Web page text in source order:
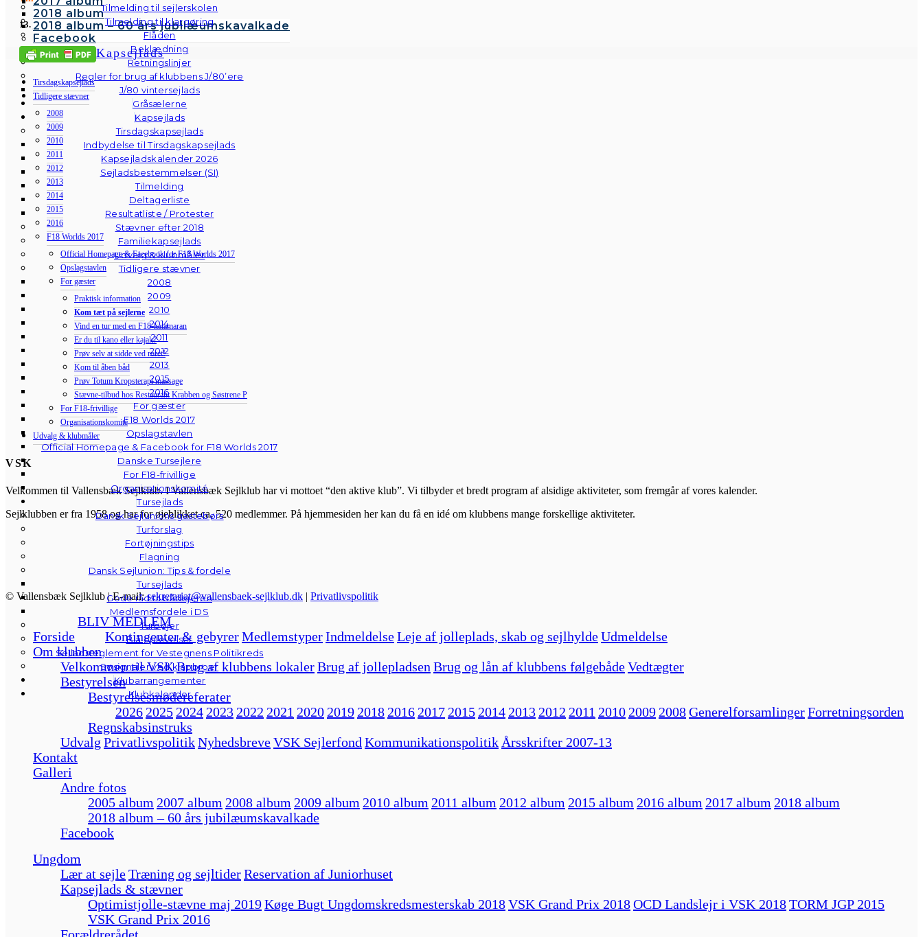
Tilmelding til sejlerskolen
Tilmelding til klargøring
Flåden
Beklædning
Retningslinjer
Regler for brug af klubbens J/80’ere
J/80 vintersejlads
Gråsælerne
Kapsejlads
Tirsdagskapsejlads
Indbydelse til Tirsdagskapsejlads
Kapsejladskalender 2026
Sejladsbestemmelser (SI)
Tilmelding
Deltagerliste
Resultatliste / Protester
Stævner efter 2018
Familiekapsejlads
Udvalg & klubmåler
Tidligere stævner
2008
2009
2010
2014
2011
2012
2013
2015
2016
For gæster
F18 Worlds 2017
Opslagstavlen
Official Homepage & Facebook for F18 Worlds 2017
Danske Tursejlere
For F18-frivillige
Organisationskomité
Tursejlads
Dansk Sejlunions gastebørs
Turforslag
Fortøjningstips
Flagning
Dansk Sejlunion: Tips & fordele
Tursejlads
Gode råd til bådejeren
Medlemsfordele i DS
Turbøjer
Blå oplevelser
Sejladsreglement for Vestegnens Politikreds
Søsignaler ved klapbroer
Klubarrangementer
Klubkalender
2018 album
2018 album – 60 års jubilæumskavalkade
Facebook
13. juli: Desværre er der ikke flere ledige pladser.
Kapsejlads
Tirsdagskapsejlads
Tidligere stævner
2008
2009
2010
2011
2012
2013
2014
2015
2016
F18 Worlds 2017
Official Homepage & Facebook for F18 Worlds 2017
Opslagstavlen
For gæster
Praktisk information
Kom tæt på sejlerne
Vind en tur med en F18-katamaran
Er du til kano eller kajak?
Prøv selv at sidde ved roret!
Kom til åben båd
Prøv Totum Kropsterapi massage
Stævne-tilbud hos Restaurant Krabben og Søstrene P
For F18-frivillige
Organisationskomité
Udvalg & klubmåler
VSK
Velkommen til Vallensbæk Sejlklub. I Vallensbæk Sejlklub har vi mottoet “den aktive klub”. Vi tilbyder et bredt program af alsidige aktiviteter, som fremgår af vores kalender.
Sejlklubben er fra 1958 og har for øjeblikket ca. 520 medlemmer. På hjemmesiden her kan du få en idé om klubbens mange forskellige aktiviteter.
© Vallensbæk Sejlklub | E-mail:sekretariat@vallensbaek-sejlklub.dk | Privatlivspolitik
Forside
BLIV MEDLEM
Kontingenter & gebyrerMedlemstyperIndmeldelseLeje af jolleplads, skab og sejlhyldeUdmeldelse
Om klubben
Velkommen til VSKBrug af klubbens lokalerBrug af jollepladsen Brug og lån af klubbens følgebådeVedtægter
Bestyrelsen
Bestyrelsesmødereferater
2026 2025 2024 2023 2022 2021 2020 2019 2018 2016 2017 2015 2014 2013 2012 2011 2010 2009 2008GenerelforsamlingerForretningsorden
Regnskabsinstruks
Udvalg PrivatlivspolitikNyhedsbreveVSK Sejlerfond Kommunikationspolitik Årsskrifter 2007-13
Kontakt
Galleri
Andre fotos
2005 album 2007 album 2008 album 2009 album 2010 album 2011 album 2012 album 2015 album 2016 album 2017 album 2018 album
2018 album – 60 års jubilæumskavalkade
Facebook
Ungdom
Lær at sejleTræning og sejltiderReservation af Juniorhuset
Kapsejlads & stævner
Optimistjolle-stævne maj 2019Køge Bugt Ungdomskredsmesterskab 2018VSK Grand Prix 2018OCD Landslejr i VSK 2018TORM JGP 2015
VSK Grand Prix 2016